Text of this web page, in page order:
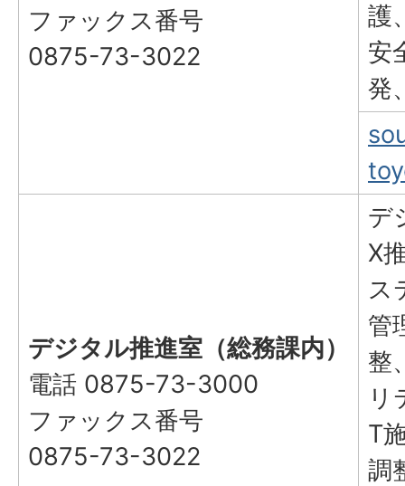
ファックス番号
0875-73-3022
護
安
発
デジタル推進室（総務課内）
電話 0875-73-3000
ファックス番号
0875-73-3022
デ
X
ス
管
整
リ
T
調